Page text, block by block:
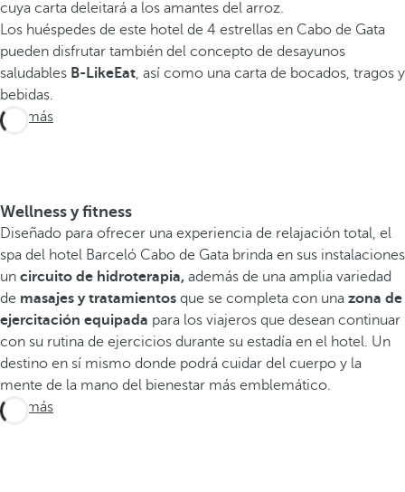
cuya carta deleitará a los amantes del arroz.
Los huéspedes de este hotel de 4 estrellas en Cabo de Gata
pueden disfrutar también del concepto de desayunos
saludables B-LikeEat, así como una carta de bocados, tragos y
bebidas.
Ver más
Wellness y fitness
Diseñado para ofrecer una experiencia de relajación total, el
spa del hotel Barceló Cabo de Gata brinda en sus instalaciones
un circuito de hidroterapia, además de una amplia variedad
de masajes y tratamientos que se completa con una zona de
ejercitación equipada para los viajeros que desean continuar
con su rutina de ejercicios durante su estadía en el hotel. Un
destino en sí mismo donde podrá cuidar del cuerpo y la
mente de la mano del bienestar más emblemático.
Ver más